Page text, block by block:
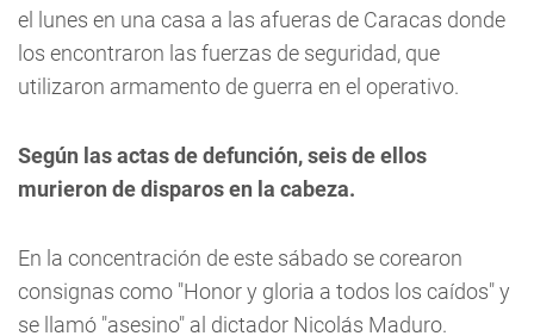
el lunes en una casa a las afueras de Caracas donde
los encontraron las fuerzas de seguridad, que
utilizaron armamento de guerra en el operativo.
Según las actas de defunción, seis de ellos
murieron de disparos en la cabeza.
En la concentración de este sábado se corearon
consignas como "Honor y gloria a todos los caídos" y
se llamó "asesino" al dictador Nicolás Maduro.